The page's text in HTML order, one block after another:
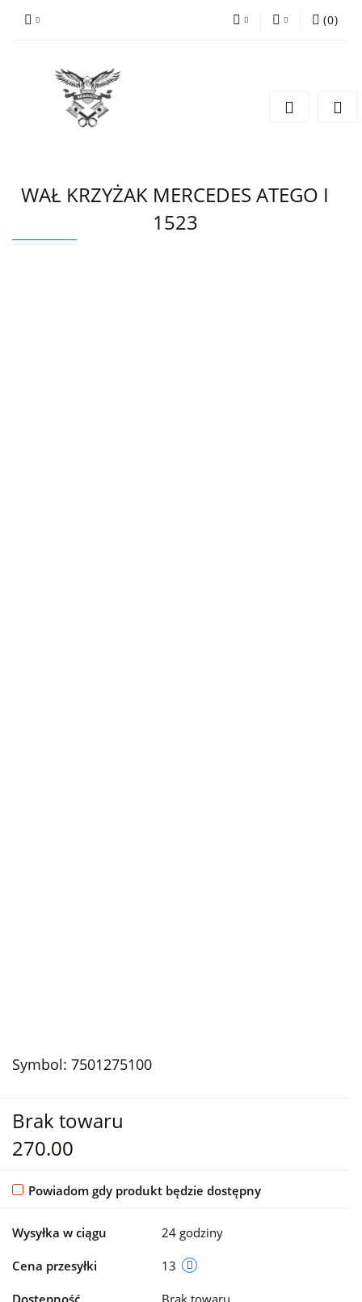
Dodaj zgłoszenie
(0)
WAŁ KRZYŻAK MERCEDES ATEGO I
1523
Symbol: 7501275100
Brak towaru
270.00
Powiadom gdy produkt będzie dostępny
Wysyłka w ciągu 24 godziny
Cena przesyłki 13
Dostępność Brak towaru